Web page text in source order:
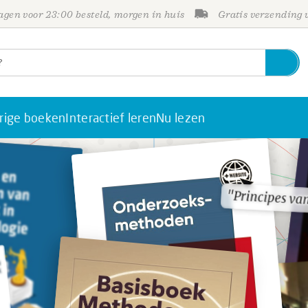
voor 23:00 besteld, morgen in huis Gratis verzending
boekenInteractief lerenNu lezen
"Principes
"Principes